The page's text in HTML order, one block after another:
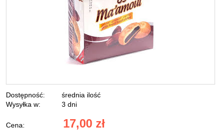
Dostępność:
średnia ilość
Wysyłka w:
3 dni
Cena: 17,00 zł